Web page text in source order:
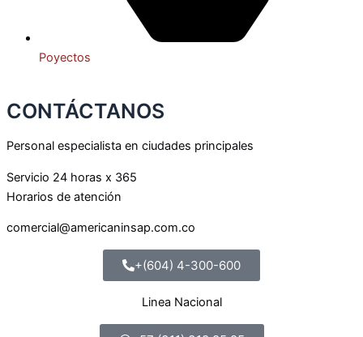
Poyectos
CONTÁCTANOS
Personal especialista en ciudades principales
Servicio 24 horas x 365
Horarios de atención
comercial@americaninsap.com.co
+(604) 4-300-600
Linea Nacional